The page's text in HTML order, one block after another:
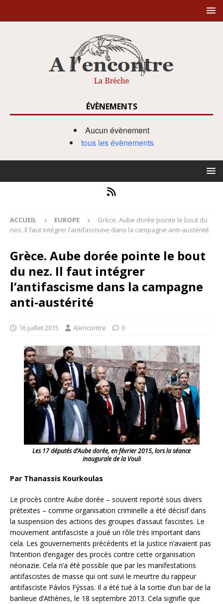
ÉVÈNEMENTS
Aucun évènement
tous les évènements
ACCUEIL EUROPE
Grèce. Aube dorée pointe le bout du
nez. Il faut intégrer l’antifascisme dans la campagne anti-austérité
Grèce. Aube dorée pointe le bout
du nez. Il faut intégrer
l’antifascisme dans la campagne
anti-austérité
16 juillet 2015 Alencontre 0
Les 17 députés d’Aube dorée, en février 2015, lors la séance
inaugurale de la Vouli
Par Thanassis Kourkoulas
Le procès contre Aube dorée – souvent reporté sous divers
prétextes – comme organisation criminelle a été décisif dans
la suspension des actions des groupes d’assaut fascistes. Le
mouvement antifasciste a joué un rôle très important dans
cela. Les gouvernements précédents et la justice n’avaient pas
l’intention d’engager des procès contre cette organisation
néonazie. Cela n’a été possible que par les manifestations
antifascistes de masse qui ont suivi le meurtre du rappeur
antifasciste Pávlos Fýssas. Il a été tué à la sortie d’un bar de la
banlieue d’Athènes, le 18 septembre 2013. Cela signifie que